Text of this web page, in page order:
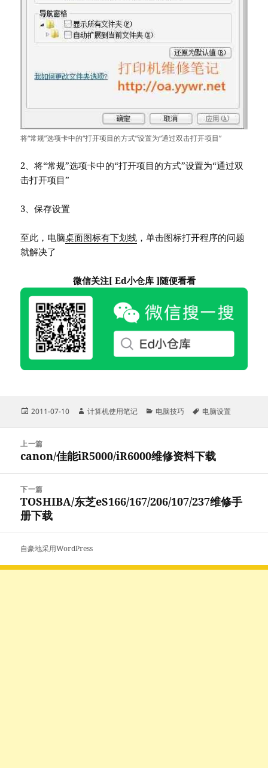
将“常规”选项卡中的“打开项目的方式”设置为“通过双击打开项目”
2、将“常规”选项卡中的“打开项目的方式”设置为“通过双
击打开项目”
3、保存设置
至此，电脑桌面图标有下划线 ，单击图标打开程序的问题
就解决了
微信关注[ Ed小仓库 ]随便看看
发
2011-07-10
作
计算机使用笔记
分
电脑技巧
标
电脑设置
航
上一篇
上
文
章：
canon/佳能iR5000/iR6000维修资料下载
下一篇
下
篇
文
章：
TOSHIBA/东芝eS166/167/206/107/237维修手
册下载
自豪地采用WordPress